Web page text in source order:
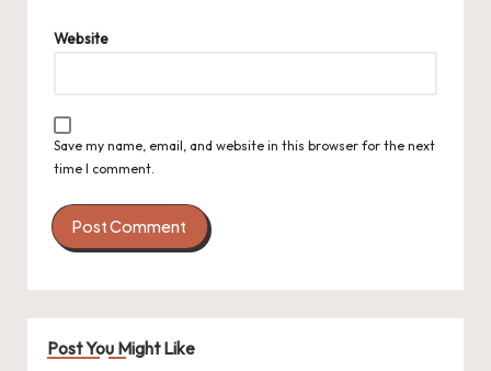
Website
Save my name, email, and website in this browser for the next
time I comment.
Post You Might Like